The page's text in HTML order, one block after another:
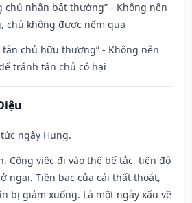
chủ nhân bất thường” - Không nên
chủ không được nếm qua
tân chủ hữu thương” - Không nên
tránh tân chủ có hại
ngày Hung.
Công việc đi vào thế bế tắc, tiến độ
ngại. Tiền bạc của cải thất thoát,
bị giảm xuống. Là một ngày xấu về